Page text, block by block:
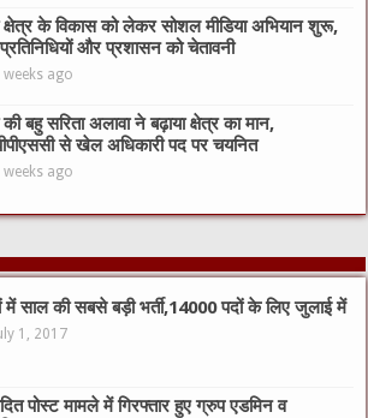
क्षेत्र के विकास को लेकर सोशल मीडिया अभियान शुरू,
और प्रशासन को चेतावनी
weeks ago
की बहु सरिता अलावा ने बढ़ाया क्षेत्र का मान,
से खेल अधिकारी पद पर चयनित
weeks ago
में साल की सबसे बड़ी भर्ती,14000 पदों के लिए जुलाई में
1, 2017
पोस्ट मामले में गिरफ्तार हुए ग्रुप एडमिन व